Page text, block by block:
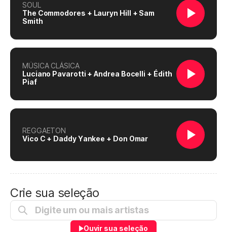
SOUL
The Commodores + Lauryn Hill + Sam
Smith
MÚSICA CLÁSICA
Luciano Pavarotti + Andrea Bocelli + Édith
Piaf
REGGAETON
Vico C + Daddy Yankee + Don Omar
Crie sua seleção
Ouvir sua seleção